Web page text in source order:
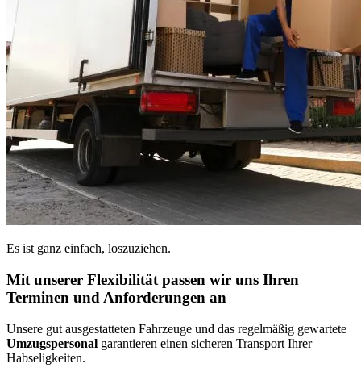
Es ist ganz einfach, loszuziehen.
Mit unserer Flexibilität passen wir uns Ihren
Terminen und Anforderungen an
Unsere gut ausgestatteten Fahrzeuge und das regelmäßig gewartete
Umzugspersonal garantieren einen sicheren Transport Ihrer
Habseligkeiten.